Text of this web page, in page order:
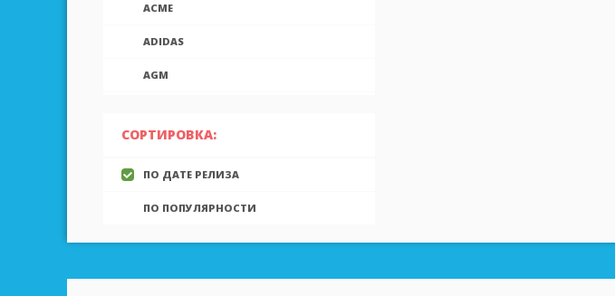
ACME
ADIDAS
AGM
AIGO
AINOL
AIRON
ALCATEL
ALLVIEW
СОРТИРОВКА:
ПО ДАТЕ РЕЛИЗА
ПО ПОПУЛЯРНОСТИ